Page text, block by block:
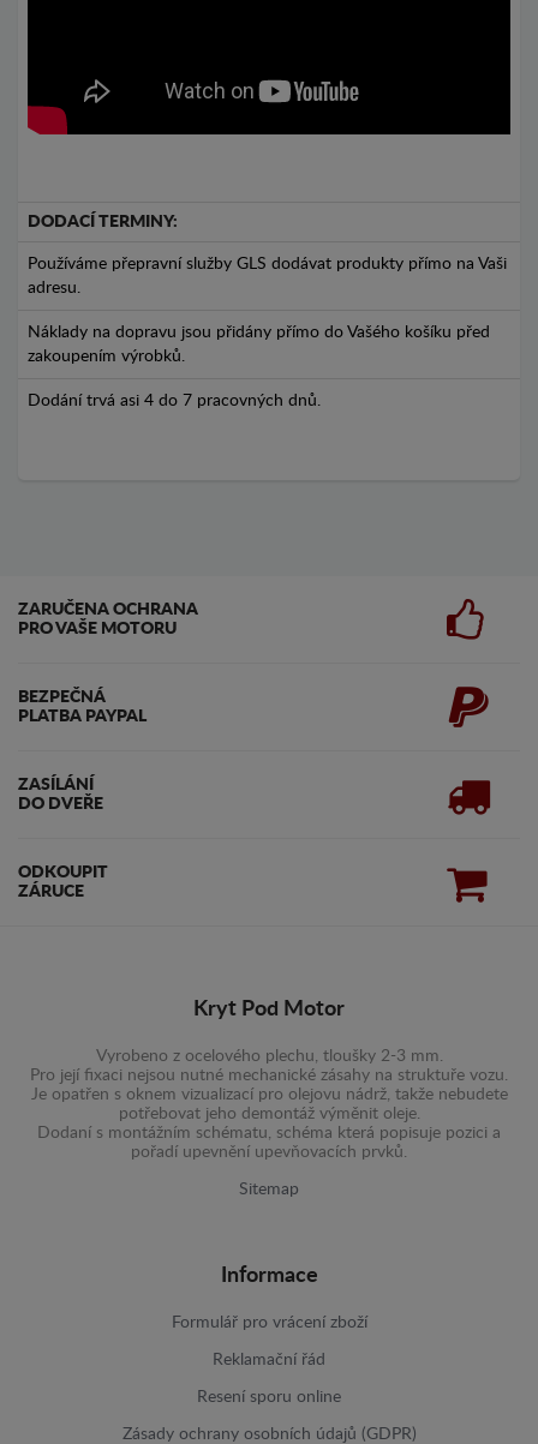
DODACÍ TERMINY:
Používáme přepravní služby GLS dodávat produkty přímo na Vaši
adresu.
Náklady na dopravu jsou přidány přímo do Vašého košíku před
zakoupením výrobků.
Dodání trvá asi 4 do 7 pracovných dnů.
ZARUČENA OCHRANA
PRO VAŠE MOTORU
BEZPEČNÁ
PLATBA PAYPAL
ZASÍLÁNÍ
DO DVEŘE
ODKOUPIT
ZÁRUCE
Kryt Pod Motor
Vyrobeno z ocelového plechu, tloušky 2-3 mm.
Pro její fixaci nejsou nutné mechanické zásahy na struktuře vozu.
Je opatřen s oknem vizualizací pro olejovu nádrž, takže nebudete
potřebovat jeho demontáž výměnit oleje.
Dodaní s montážním schématu, schéma která popisuje pozici a
pořadí upevnění upevňovacích prvků.
Sitemap
Informace
Formulář pro vrácení zboží
Reklamační řád
Resení sporu online
Zásady ochrany osobních údajů (GDPR)